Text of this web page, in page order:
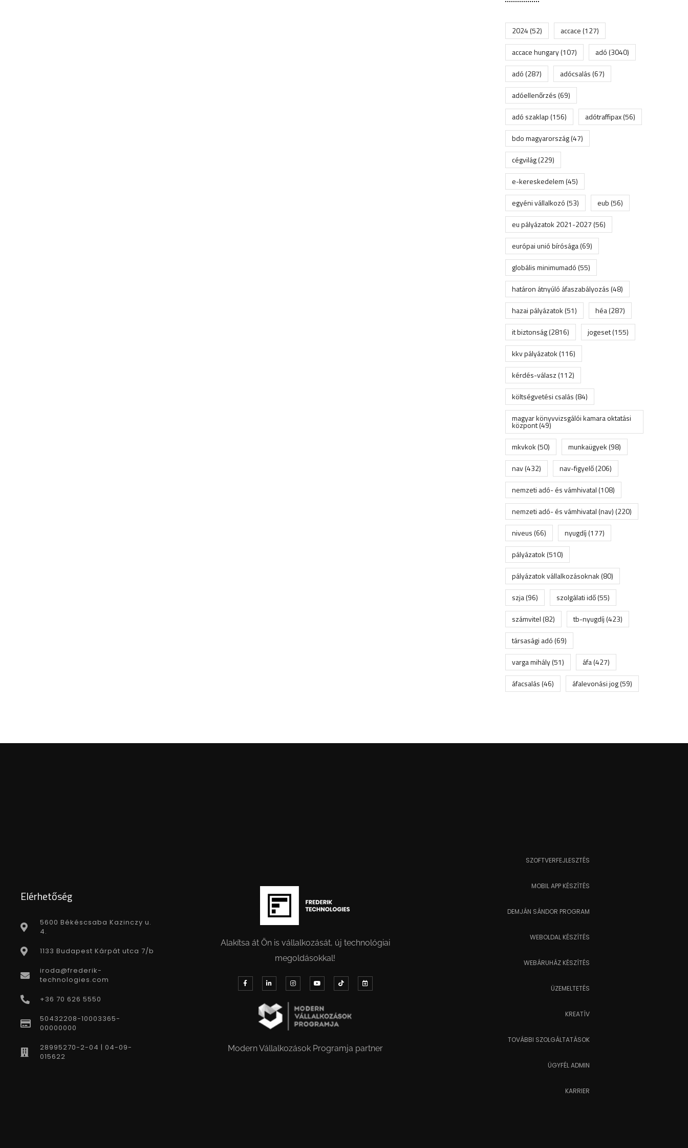
2024(52) accace(127)
accace hungary(107) adó(3040)
adó(287) adócsalás(67)
adóellenőrzés(69)
adó szaklap(156) adótraffipax(56)
bdo magyarország(47)
cégvilág(229)
e-kereskedelem(45)
egyéni vállalkozó(53) eub(56)
eu pályázatok 2021-2027(56)
európai unió bírósága(69)
globális minimumadó(55)
határon átnyúló áfaszabályozás(48)
hazai pályázatok(51) héa(287)
it biztonság(2816) jogeset(155)
kkv pályázatok(116)
kérdés-válasz(112)
költségvetési csalás(84)
magyar könyvvizsgálói kamara oktatási
központ(49)
mkvkok(50) munkaügyek(98)
nav(432) nav-figyelő(206)
nemzeti adó- és vámhivatal(108)
nemzeti adó- és vámhivatal (nav)(220)
niveus(66) nyugdíj(177)
pályázatok(510)
pályázatok vállalkozásoknak(80)
szja(96) szolgálati idő(55)
számvitel(82) tb-nyugdíj(423)
társasági adó(69)
varga mihály(51) áfa(427)
áfacsalás(46) áfalevonási jog(59)
Elérhetőség
5600 Békéscsaba Kazinczy u.
4.
1133 Budapest Kárpát utca 7/b
iroda@frederik-
technologies.com
+36 70 626 5550
50432208-10003365-
00000000
28995270-2-04 | 04-09-
015622
Alakítsa át Ön is vállalkozását, új technológiai
megoldásokkal!
Modern Vállalkozások Programja partner
SZOFTVERFEJLESZTÉS
MOBIL APP KÉSZÍTÉS
DEMJÁN SÁNDOR PROGRAM
WEBOLDAL KÉSZÍTÉS
WEBÁRUHÁZ KÉSZÍTÉS
ÜZEMELTETÉS
KREATÍV
TOVÁBBI SZOLGÁLTATÁSOK
ÜGYFÉL ADMIN
KARRIER